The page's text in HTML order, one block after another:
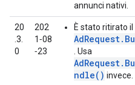
annunci nativi.
20
.3.
0
202
1‑08
‑23
È stato ritirato
. Usa
ndle() invece.